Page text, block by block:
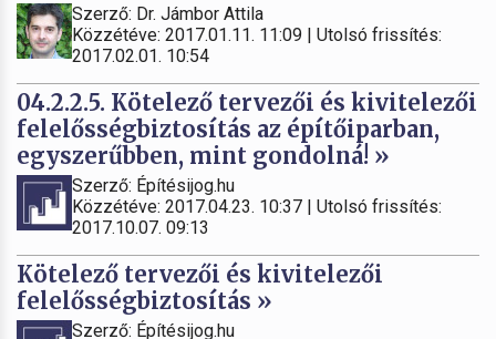
Szerző: Dr. Jámbor Attila
Közzétéve: 2017.01.11. 11:09 | Utolsó frissítés:
2017.02.01. 10:54
04.2.2.5. Kötelező tervezői és kivitelezői
felelősségbiztosítás az építőiparban,
egyszerűbben, mint gondolná! »
Szerző: Építésijog.hu
Közzétéve: 2017.04.23. 10:37 | Utolsó frissítés:
2017.10.07. 09:13
Kötelező tervezői és kivitelezői
felelősségbiztosítás »
Szerző: Építésijog.hu